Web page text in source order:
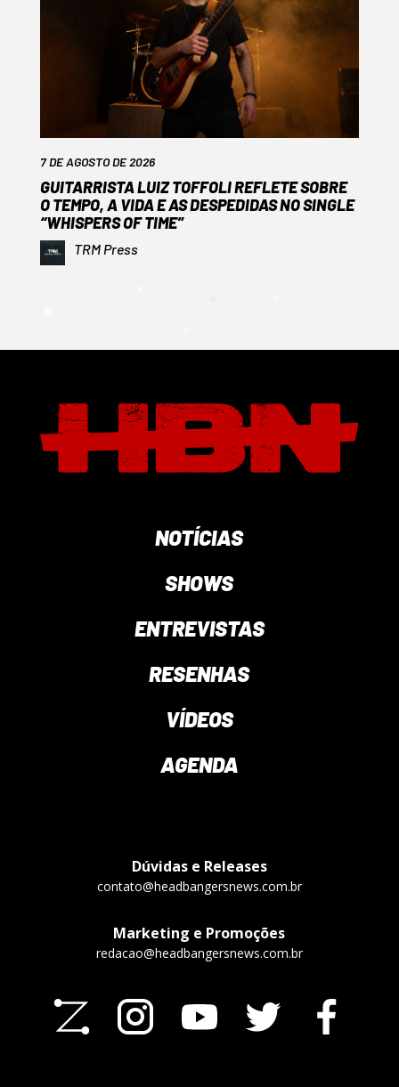
7 DE AGOSTO DE 2026
GUITARRISTA LUIZ TOFFOLI REFLETE SOBRE
O TEMPO, A VIDA E AS DESPEDIDAS NO SINGLE
“WHISPERS OF TIME”
TRM Press
NOTÍCIAS
SHOWS
ENTREVISTAS
RESENHAS
VÍDEOS
AGENDA
Dúvidas e Releases
contato@headbangersnews.com.br
Marketing e Promoções
redacao@headbangersnews.com.br